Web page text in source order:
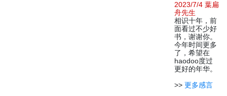
2023/7/4 葉扁
舟先生
相识十年，前
面看过不少好
书，谢谢你。
今年时间更多
了，希望在
haodoo度过
更好的年华。
>> 更多感言